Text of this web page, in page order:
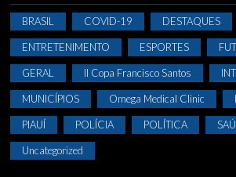
BRASIL COVID-19 DESTAQUES
ENTRETENIMENTO ESPORTES
GERAL II Copa Francisco Santos
MUNICÍPIOS Omega Medical Clinic
PIAUÍ POLÍCIA POLÍTICA
Uncategorized